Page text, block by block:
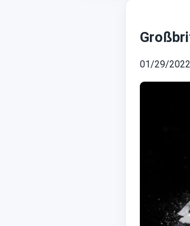
01/29/2022